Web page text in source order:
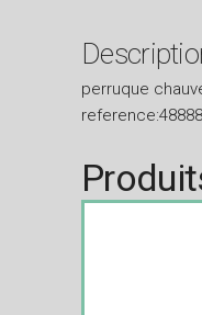
perruque
reference:48888